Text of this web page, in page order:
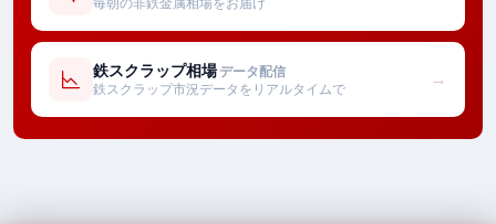
鉄スクラップ相場 データ配信
鉄スクラップ市況データをリアルタイムで
→